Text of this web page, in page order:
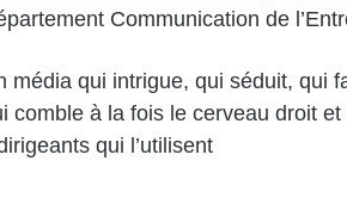
Communication de
média qui intrigue, qui séduit, qui
comble à la fois le cerveau droit et
qui l’utilisent